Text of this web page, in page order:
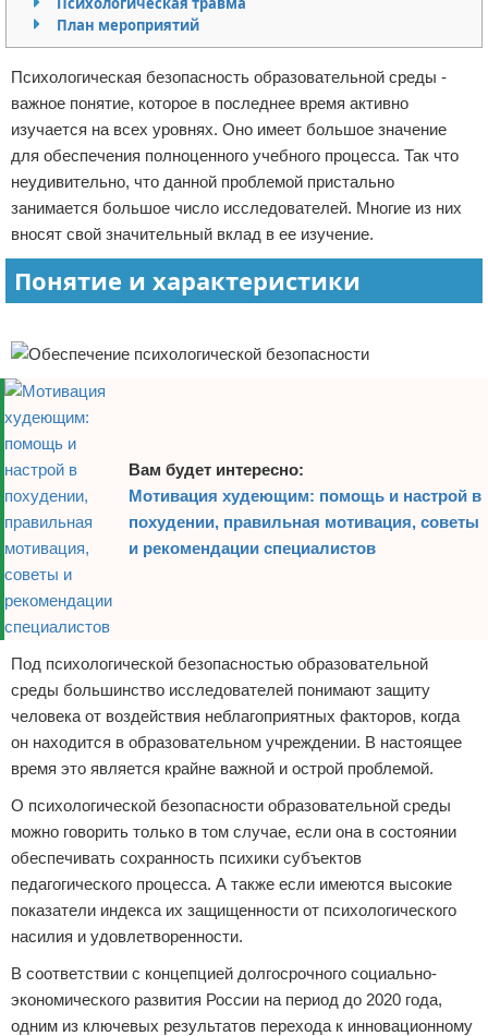
Финансы
Отказ от ответственности
План мероприятий
Психологическая безопасность образовательной среды -
важное понятие, которое в последнее время активно
изучается на всех уровнях. Оно имеет большое значение
для обеспечения полноценного учебного процесса. Так что
неудивительно, что данной проблемой пристально
занимается большое число исследователей. Многие из них
вносят свой значительный вклад в ее изучение.
Понятие и характеристики
Вам будет интересно:
Мотивация худеющим: помощь и настрой в
похудении, правильная мотивация, советы
и рекомендации специалистов
Под психологической безопасностью образовательной
среды большинство исследователей понимают защиту
человека от воздействия неблагоприятных факторов, когда
он находится в образовательном учреждении. В настоящее
время это является крайне важной и острой проблемой.
О психологической безопасности образовательной среды
можно говорить только в том случае, если она в состоянии
обеспечивать сохранность психики субъектов
педагогического процесса. А также если имеются высокие
показатели индекса их защищенности от психологического
насилия и удовлетворенности.
В соответствии с концепцией долгосрочного социально-
экономического развития России на период до 2020 года,
одним из ключевых результатов перехода к инновационному